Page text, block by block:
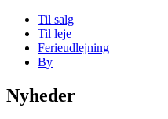
Til salg
Til leje
Ferieudlejning
By
Nyheder